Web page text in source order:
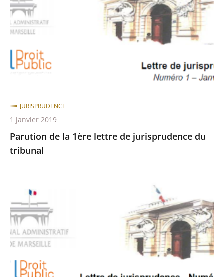
1ère
lettre
de
du
tribunal
Parution de la 1ère lettre de jurisprudence du
tribunal
JURISPRUDENCE
1 janvier 2019
de
la
2ème
lettre
jurisprudence